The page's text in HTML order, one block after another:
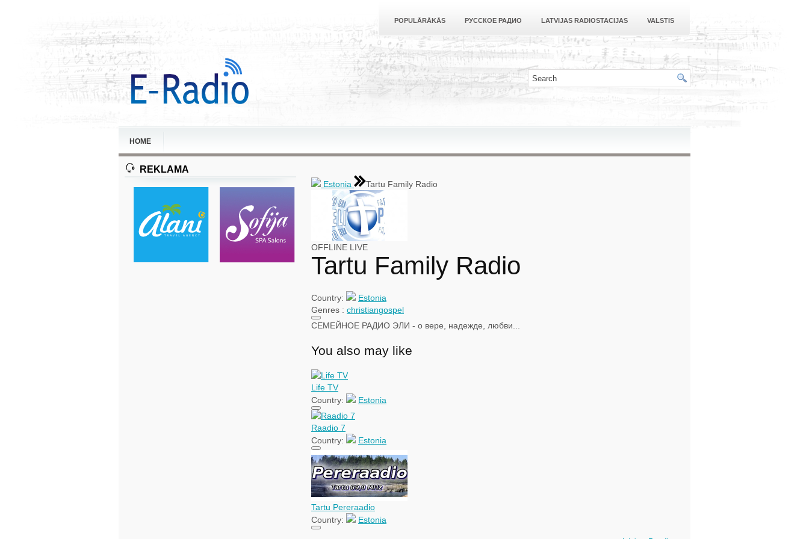
POPULĀRĀKĀS РУССКОЕ РАДИО LATVIJAS RADIOSTACIJAS VALSTIS
HOME
REKLAMA
Estonia Tartu Family Radio
OFFLINE LIVE
Tartu Family Radio
Country:
Estonia
Genres : christiangospel
СЕМЕЙНОЕ РАДИО ЭЛИ - о вере, надежде, любви...
You also may like
Life TV
Country:
Estonia
Raadio 7
Country:
Estonia
Tartu Pereraadio
Country:
Estonia